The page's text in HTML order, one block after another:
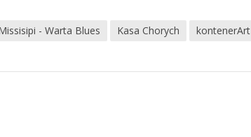
- Warta Blues Kasa Chorych kontenerArt